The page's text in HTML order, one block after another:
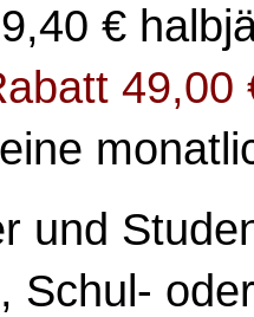
€
49,00
und
Schul-